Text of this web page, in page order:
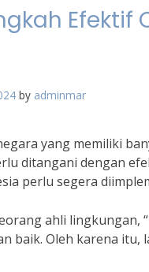
Efektif
by adminmar
yang memiliki
ditangani dengan
perlu segera
ahli lingkungan,
baik. Oleh karena